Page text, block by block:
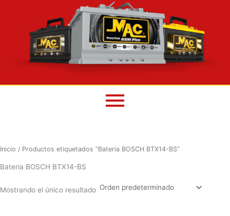
Inicio / Productos etiquetados “Bateria BOSCH BTX14-BS”
Bateria BOSCH BTX14-BS
Mostrando el único resultado